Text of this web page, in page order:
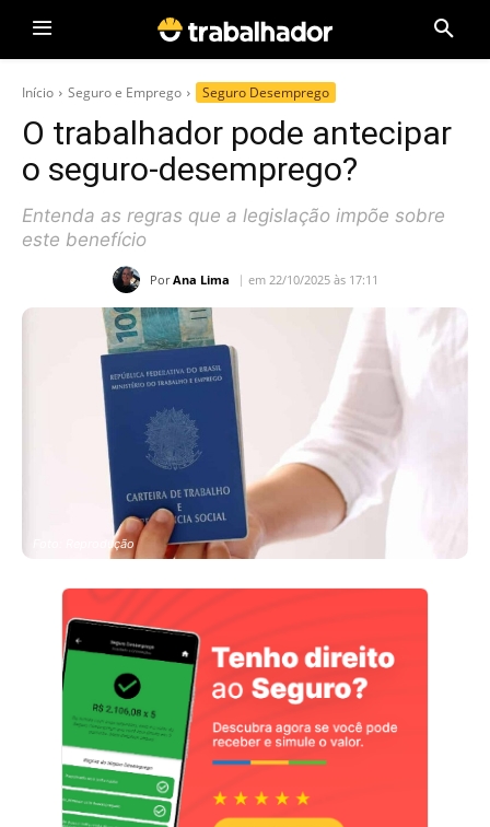
Início Seguro e Emprego Seguro Desemprego
O trabalhador pode antecipar
o seguro-desemprego?
Entenda as regras que a legislação impõe sobre
este benefício
Por Ana Lima em 22/10/2025 às 17:11
Foto: Reprodução